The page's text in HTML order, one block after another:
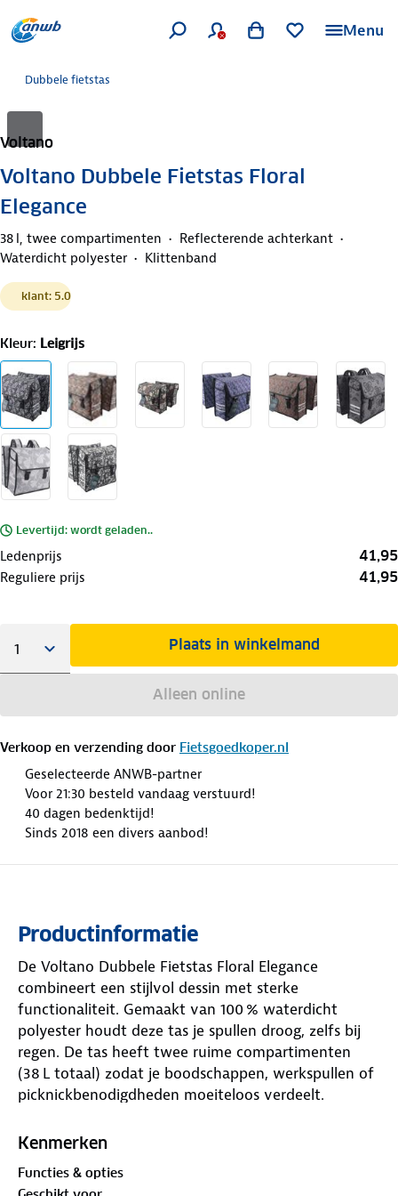
Menu
Dubbele fietstas
Voltano
Voltano Dubbele Fietstas Floral
Elegance
38 l, twee compartimenten
Reflecterende achterkant
Waterdicht polyester
Klittenband
klant: 5.0
Kleur: Leigrijs
Levertijd: wordt geladen..
Ledenprijs 41,95
Reguliere prijs 41,95
Plaats in winkelmand
Alleen online
Verkoop en verzending door Fietsgoedkoper.nl
Geselecteerde ANWB-partner
Voor 21:30 besteld vandaag verstuurd!
40 dagen bedenktijd!
Sinds 2018 een divers aanbod!
Productinformatie
De Voltano Dubbele Fietstas Floral Elegance
combineert een stijlvol dessin met sterke
functionaliteit. Gemaakt van 100 % waterdicht
polyester houdt deze tas je spullen droog, zelfs bij
regen. De tas heeft twee ruime compartimenten
(38 L totaal) zodat je boodschappen, werkspullen of
picknickbenodigdheden moeiteloos verdeelt.
zichtbaarheid in het donker voor extra veiligheid.
bandjes en klittenband is montage op vrijwel elke
Kenmerken
Functies & opties